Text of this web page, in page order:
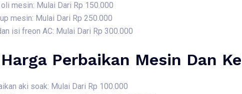
oli mesin: Mulai Dari Rp 150.000
mesin: Mulai Dari Rp 250.000
isi freon AC: Mulai Dari Rp 300.000
Perbaikan Mesin Dan
aki soak: Mulai Dari Rp 100.000